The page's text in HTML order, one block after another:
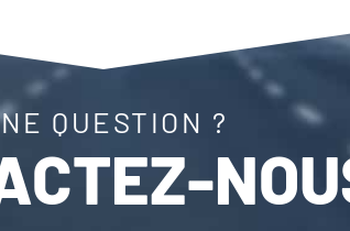
QUESTION ?